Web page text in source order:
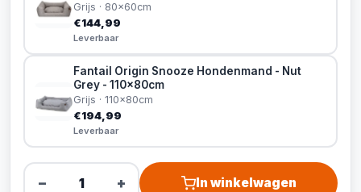
Grijs · 80x60cm
€144,99
Leverbaar
Fantail Origin Snooze Hondenmand - Nut
Grey - 110x80cm
Grijs · 110x80cm
€194,99
Leverbaar
− + In winkelwagen